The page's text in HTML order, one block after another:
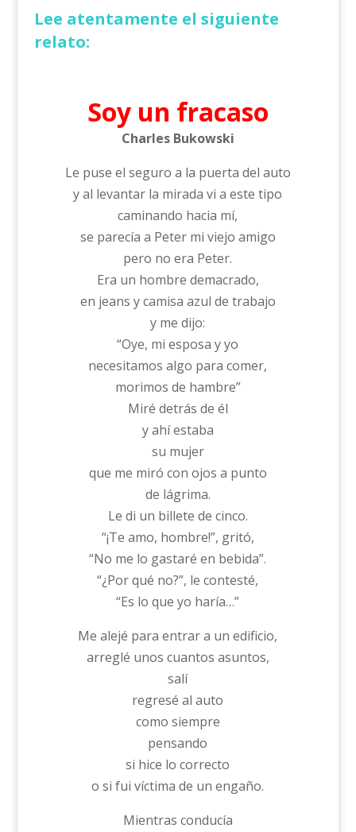
Lee atentamente el siguiente
relato:
Soy un fracaso
Charles Bukowski
Le puse el seguro a la puerta del auto
y al levantar la mirada vi a este tipo
caminando hacia mí,
se parecía a Peter mi viejo amigo
pero no era Peter.
Era un hombre demacrado,
en jeans y camisa azul de trabajo
y me dijo:
“Oye, mi esposa y yo
necesitamos algo para comer,
morimos de hambre”
Miré detrás de él
y ahí estaba
su mujer
que me miró con ojos a punto
de lágrima.
Le di un billete de cinco.
“¡Te amo, hombre!”, gritó,
“No me lo gastaré en bebida”.
“¿Por qué no?”, le contesté,
“Es lo que yo haría…”
Me alejé para entrar a un edificio,
arreglé unos cuantos asuntos,
salí
regresé al auto
como siempre
pensando
si hice lo correcto
o si fui víctima de un engaño.
Mientras conducía